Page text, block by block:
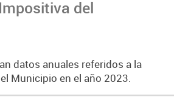
del
datos anuales referidos a la
Municipio en el año 2023.